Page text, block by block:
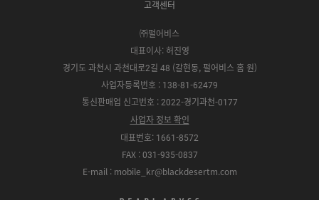
고객센터
㈜펄어비스
대표이사: 허진영
경기도 과천시 과천대로2길 48 (갈현동, 펄어비스 홈 원)
사업자등록번호 : 138-81-62479
통신판매업 신고번호 : 2022-경기과천-0177
사업자 정보 확인
대표번호: 1661-8572
FAX : 031-935-0837
E-mail : mobile_kr@blackdesertm.com